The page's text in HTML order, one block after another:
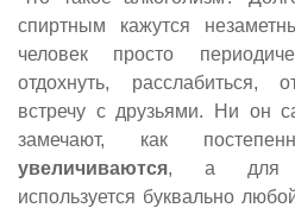
спиртным кажутся
человек просто
отдохнуть, расслабиться,
встречу с друзьями. Ни он
замечают, как
увеличиваются, а для
используется буквально